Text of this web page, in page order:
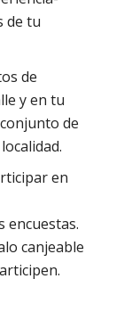
de tu
de
y en tu
de
en
encuestas.
canjeable